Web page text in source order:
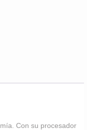
Con su procesador